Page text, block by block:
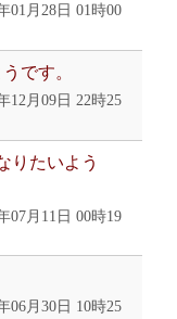
01月28日 01時00
です。
12月09日 22時25
りたいよう
07月11日 00時19
06月30日 10時25